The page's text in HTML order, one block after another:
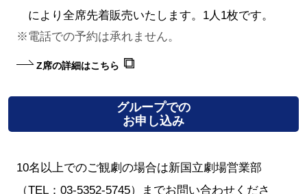
により全席先着販売いたします。1人1枚です。
電話での予約は承れません。
Z席の詳細はこちら
グループでの
お申し込み
10名以上でのご観劇の場合は新国立劇場営業部
（TEL：03‐5352‐5745）までお問い合わせくださ